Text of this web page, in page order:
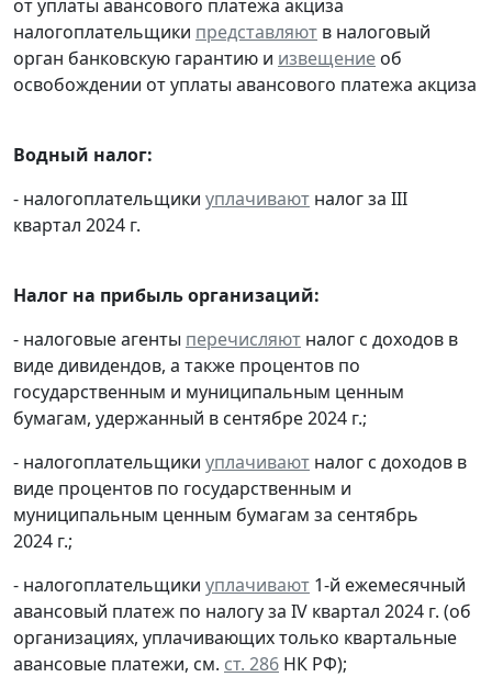
от уплаты авансового платежа акциза
налогоплательщики представляют в налоговый
орган банковскую гарантию и извещение об
освобождении от уплаты авансового платежа акциза
Водный налог:
- налогоплательщики уплачивают налог за III
квартал 2024 г.
Налог на прибыль организаций:
- налоговые агенты перечисляют налог с доходов в
виде дивидендов, а также процентов по
государственным и муниципальным ценным
бумагам, удержанный в сентябре 2024 г.;
- налогоплательщики уплачивают налог с доходов в
виде процентов по государственным и
муниципальным ценным бумагам за сентябрь
2024 г.;
- налогоплательщики уплачивают 1-й ежемесячный
авансовый платеж по налогу за IV квартал 2024 г. (об
организациях, уплачивающих только квартальные
авансовые платежи, см. ст. 286 НК РФ);